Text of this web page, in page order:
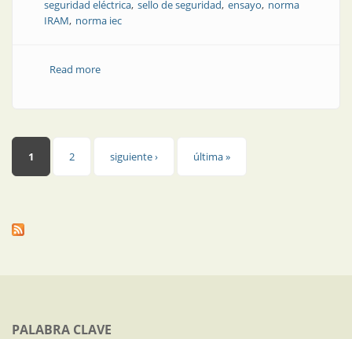
seguridad eléctrica sello de seguridad ensayo norma
IRAM norma iec
Read moreabout Los productos certificados ofrecen mayor
Páginas
1 2 siguiente › última »
PALABRA CLAVE